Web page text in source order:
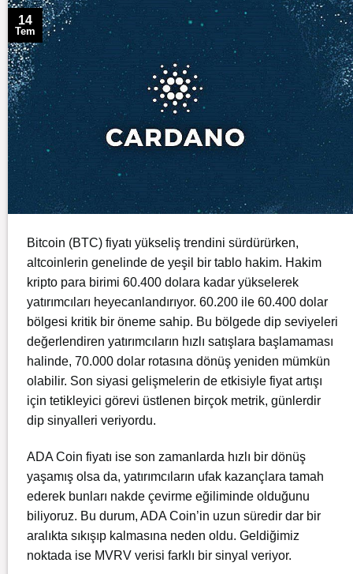
14
Tem
Bitcoin (BTC) fiyatı yükseliş trendini sürdürürken,
altcoinlerin genelinde de yeşil bir tablo hakim. Hakim
kripto para birimi 60.400 dolara kadar yükselerek
yatırımcıları heyecanlandırıyor. 60.200 ile 60.400 dolar
bölgesi kritik bir öneme sahip. Bu bölgede dip seviyeleri
değerlendiren yatırımcıların hızlı satışlara başlamaması
halinde, 70.000 dolar rotasına dönüş yeniden mümkün
olabilir. Son siyasi gelişmelerin de etkisiyle fiyat artışı
için tetikleyici görevi üstlenen birçok metrik, günlerdir
dip sinyalleri veriyordu.
ADACoin fiyatı ise son zamanlarda hızlı bir dönüş
yaşamış olsa da, yatırımcıların ufak kazançlara tamah
ederek bunları nakde çevirme eğiliminde olduğunu
biliyoruz. Bu durum, ADA Coin’in uzun süredir dar bir
aralıkta sıkışıp kalmasına neden oldu. Geldiğimiz
noktada ise MVRV verisi farklı bir sinyal veriyor.